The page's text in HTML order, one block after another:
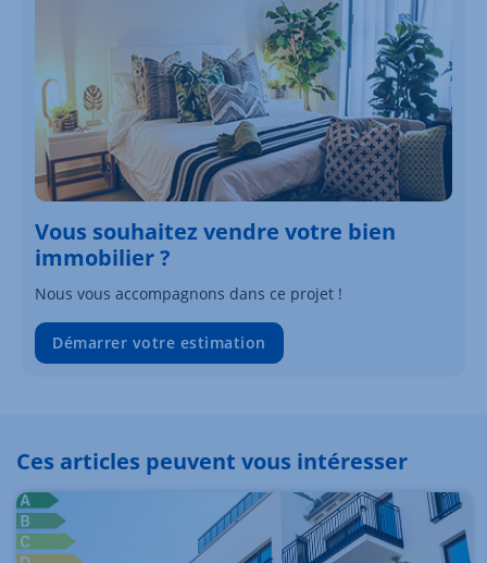
Vous souhaitez vendre votre bien
immobilier ?
Nous vous accompagnons dans ce projet !
Démarrer votre estimation
Ces articles peuvent vous intéresser